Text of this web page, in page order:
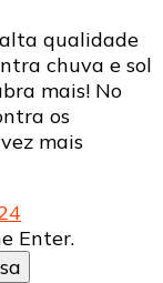
qualidade
chuva e sol
mais! No
os
mais
Enter.